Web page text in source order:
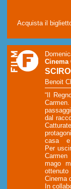
Acquista il
Cinema
Benoit
“Il
dal
casa e
Per
mago
Cinema
In